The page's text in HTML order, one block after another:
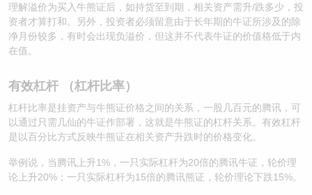
理解溢价为买入牛熊证后，如持货至到期，相关资产需升/跌多少，投
资者才算打和。另外，投资者必须留意由于长年期的牛证所涉及的除
净月份较多，有时会出现负溢价，但这并不代表牛证的价值格低于内
在值。
有效杠杆 （杠杆比率）
杠杆比率是挂资产与牛熊证价格之间的关系，一股几百元的腾讯，可
以通过只需几仙的牛证作部署，这就是牛熊证的杠杆关系。有效杠杆
是以百分比方式反映牛熊证在相关资产升跌时的价格变化。
举例说，当腾讯上升1%，一只实际杠杆为20倍的腾讯牛证，轮价理
论上升20%；一只实际杠杆为15倍的腾讯熊证，轮价理论下跌15%。